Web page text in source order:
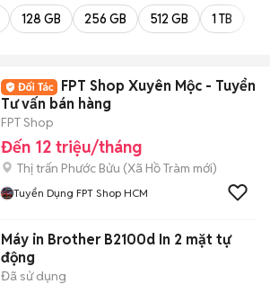
128 GB 256 GB 512 GB 1 TB
FPT Shop Xuyên Mộc - Tuyển
Tư vấn bán hàng
FPT Shop
Đến 12 triệu/tháng
Thị trấn Phước Bửu (Xã Hồ Tràm mới)
Tuyển Dụng FPT Shop HCM
Máy in Brother B2100d In 2 mặt tự
động
Đã sử dụng